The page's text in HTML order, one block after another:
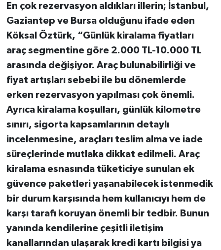
En çok rezervasyon aldıkları illerin; İstanbul,
Gaziantep ve Bursa olduğunu ifade eden
Köksal Öztürk, “Günlük kiralama fiyatları
araç segmentine göre 2.000 TL-10.000 TL
arasında değişiyor. Araç bulunabilirliği ve
fiyat artışları sebebi ile bu dönemlerde
erken rezervasyon yapılması çok önemli.
Ayrıca kiralama koşulları, günlük kilometre
sınırı, sigorta kapsamlarının detaylı
incelenmesine, araçları teslim alma ve iade
süreçlerinde mutlaka dikkat edilmeli. Araç
kiralama esnasında tüketiciye sunulan ek
güvence paketleri yaşanabilecek istenmedik
bir durum karşısında hem kullanıcıyı hem de
karşı tarafı koruyan önemli bir tedbir. Bunun
yanında kendilerine çeşitli iletişim
kanallarından ulaşarak kredi kartı bilgisi ya